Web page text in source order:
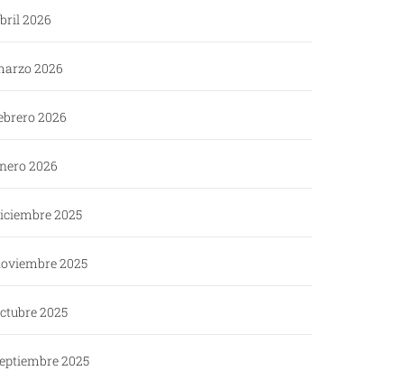
2026
2026
2026
2026
2025
2025
2025
2025